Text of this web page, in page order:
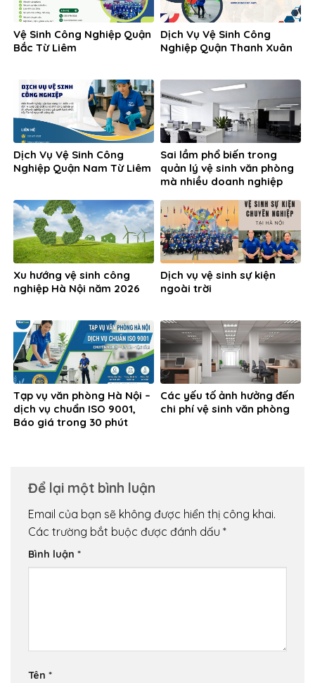
Vệ Sinh Công Nghiệp Quận
Bắc Từ Liêm
Dịch Vụ Vệ Sinh Công
Nghiệp Quận Thanh Xuân
Dịch Vụ Vệ Sinh Công
Nghiệp Quận Nam Từ Liêm
Sai lầm phổ biến trong
quản lý vệ sinh văn phòng
mà nhiều doanh nghiệp
Xu hướng vệ sinh công
nghiệp Hà Nội năm 2026
Dịch vụ vệ sinh sự kiện
ngoài trời
Tạp vụ văn phòng Hà Nội –
dịch vụ chuẩn ISO 9001,
Báo giá trong 30 phút
Các yếu tố ảnh hưởng đến
chi phí vệ sinh văn phòng
Để lại một bình luận
Email của bạn sẽ không được hiển thị công khai.
Các trường bắt buộc được đánh dấu *
Bình luận *
Tên *